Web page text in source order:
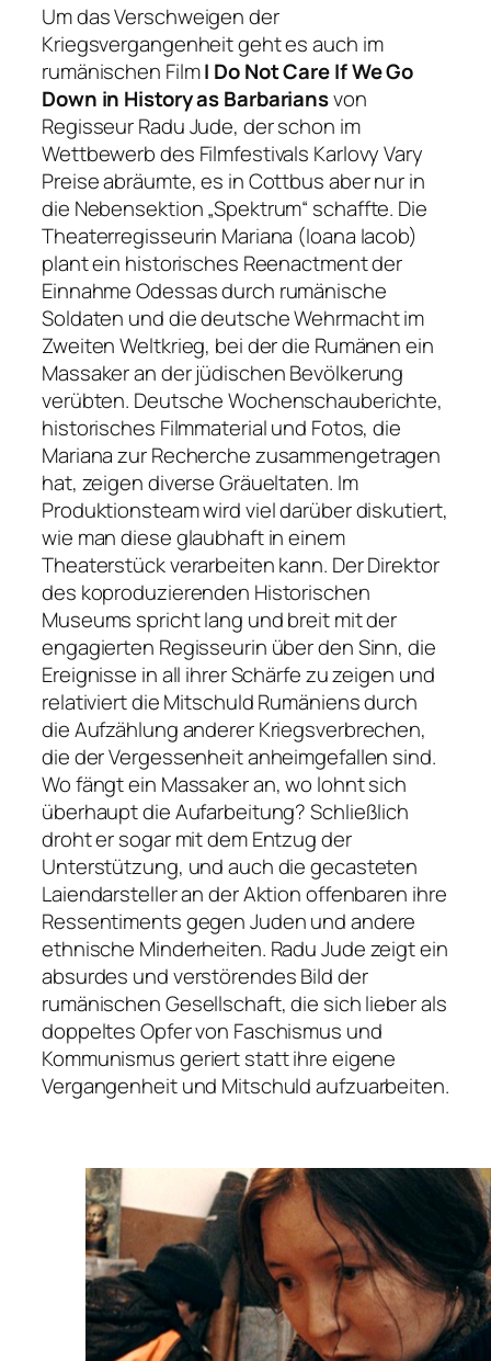
Um das Verschweigen der
Kriegsvergangenheit geht es auch im
rumänischen FilmI Do Not Care If We Go
Down in History as Barbariansvon
Regisseur Radu Jude, der schon im
Wettbewerb des Filmfestivals Karlovy Vary
Preise abräumte, es in Cottbus aber nur in
die Nebensektion „Spektrum“ schaffte. Die
Theaterregisseurin Mariana (Ioana Iacob)
plant ein historisches Reenactment der
Einnahme Odessas durch rumänische
Soldaten und die deutsche Wehrmacht im
Zweiten Weltkrieg, bei der die Rumänen ein
Massaker an der jüdischen Bevölkerung
verübten. Deutsche Wochenschauberichte,
historisches Filmmaterial und Fotos, die
Mariana zur Recherche zusammengetragen
hat, zeigen diverse Gräueltaten. Im
Produktionsteam wird viel darüber diskutiert,
wie man diese glaubhaft in einem
Theaterstück verarbeiten kann. Der Direktor
des koproduzierenden Historischen
Museums spricht lang und breit mit der
engagierten Regisseurin über den Sinn, die
Ereignisse in all ihrer Schärfe zu zeigen und
relativiert die Mitschuld Rumäniens durch
die Aufzählung anderer Kriegsverbrechen,
die der Vergessenheit anheimgefallen sind.
Wo fängt ein Massaker an, wo lohnt sich
überhaupt die Aufarbeitung? Schließlich
droht er sogar mit dem Entzug der
Unterstützung, und auch die gecasteten
Laiendarsteller an der Aktion offenbaren ihre
Ressentiments gegen Juden und andere
ethnische Minderheiten. Radu Jude zeigt ein
absurdes und verstörendes Bild der
rumänischen Gesellschaft, die sich lieber als
doppeltes Opfer von Faschismus und
Kommunismus geriert statt ihre eigene
Vergangenheit und Mitschuld aufzuarbeiten.